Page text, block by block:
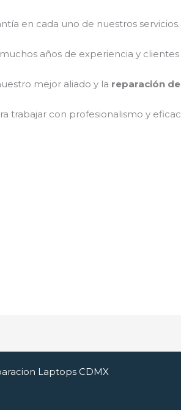
en cada uno de nuestros servicios.
años de experiencia y clientes
mejor aliado y la reparación
trabajar con profesionalismo y
Laptops CDMX